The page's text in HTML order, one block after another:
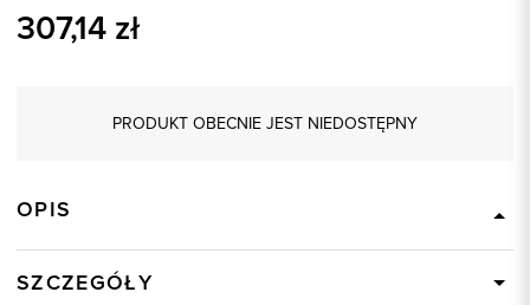
307,14zł
PRODUKT OBECNIE JEST NIEDOSTĘPNY
OPIS
SZCZEGÓŁY